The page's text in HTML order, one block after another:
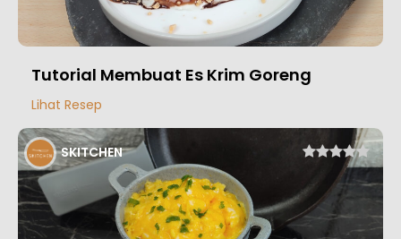
Tutorial Membuat Es Krim Goreng
Lihat Resep
SKITCHEN